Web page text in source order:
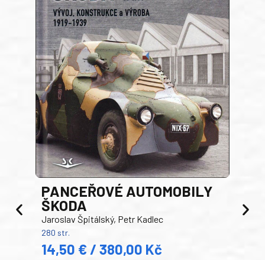
PANCEŘOVÉ AUTOMOBILY
ŠKODA
Jaroslav Špitálský, Petr Kadlec
280 str.
14,50 € / 380,00 Kč